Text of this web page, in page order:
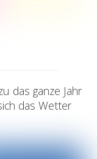
das ganze Jahr
das Wetter